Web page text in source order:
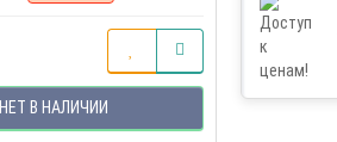
НЕТ В НАЛИЧИИ